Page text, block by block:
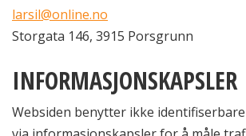
larsil@online.no
Storgata 146, 3915 Porsgrunn
INFORMASJONSKAPSLER
Websiden benytter ikke